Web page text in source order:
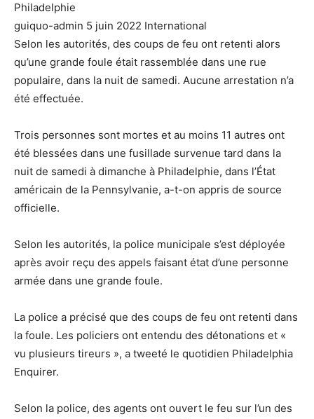
Philadelphie
guiquo-admin 5 juin 2022 International
Selon les autorités, des coups de feu ont retenti alors
qu’une grande foule était rassemblée dans une rue
populaire, dans la nuit de samedi. Aucune arrestation n’a
été effectuée.
Trois personnes sont mortes et au moins 11 autres ont
été blessées dans une fusillade survenue tard dans la
nuit de samedi à dimanche à Philadelphie, dans l’État
américain de la Pennsylvanie, a-t-on appris de source
officielle.
Selon les autorités, la police municipale s’est déployée
après avoir reçu des appels faisant état d’une personne
armée dans une grande foule.
La police a précisé que des coups de feu ont retenti dans
la foule. Les policiers ont entendu des détonations et «
vu plusieurs tireurs », a tweeté le quotidien Philadelphia
Enquirer.
Selon la police, des agents ont ouvert le feu sur l’un des